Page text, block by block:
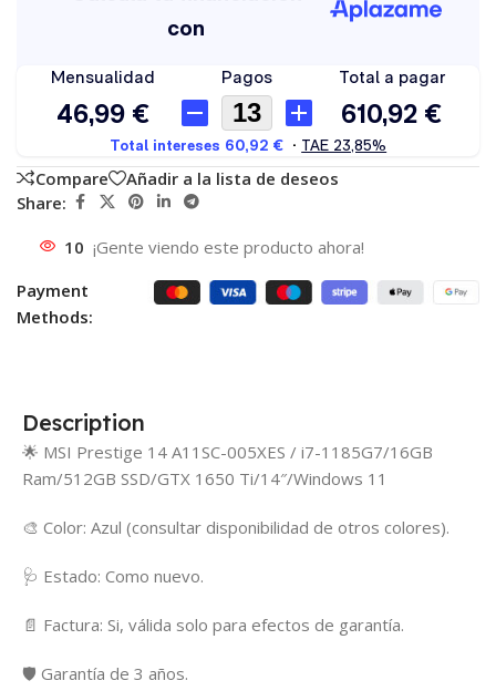
Compare
Añadir a la lista de deseos
Share:
10 ¡Gente viendo este producto ahora!
Payment
Methods:
Description
🌟 MSI Prestige 14 A11SC-005XES / i7-1185G7/16GB
Ram/512GB SSD/GTX 1650 Ti/14″/Windows 11
🎨 Color: Azul (consultar disponibilidad de otros colores).
🩺 Estado: Como nuevo.
📄 Factura: Si, válida solo para efectos de garantía.
🛡️ Garantía de 3 años.